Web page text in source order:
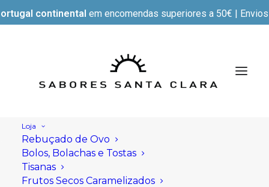
continental em encomendas superiores a 50€ |
Loja
Rebuçado de Ovo
Bolos, Bolachas e Tostas
Tisanas
Frutos Secos Caramelizados